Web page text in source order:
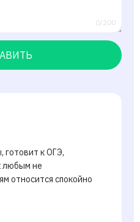
0/200
готовит к ОГЭ,
любым не
относится спокойно